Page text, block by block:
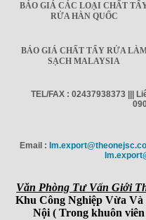
BÁO GIÁ CÁC LOẠI CHẤT
RỬA HÀN QUỐC
BÁO GIÁ CHẤT TẨY RỬA
SẠCH MALAYSIA
TEL/FAX : 02437938373 |||
Email :
Văn Phòng Tư Vấn Giới
Khu Công Nghiệp Vừa
Nội ( Trong khuôn